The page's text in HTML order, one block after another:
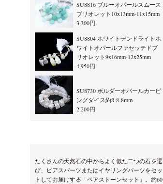
SU8816 ブルーオパールスムース
ブリオレット10x13mm-11x15mm
3,300円
SU8804 ホワイトデンドライトホ
ワイトオパールファセッテドブ
リオレット9x16mm-12x25mm
4,950円
SU8730 ボルダーオパールカービ
ングダイス約8-8-8mm
2,200円
たくさんの天然石の中からよく似た二つの石を選
び、ピアスパーツまたはイヤリングパーツをセッ
トしてお届けする「ペアストーンセット」。約60